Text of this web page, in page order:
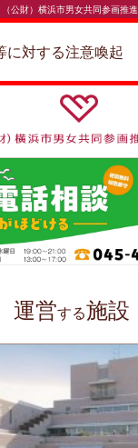
（公財）横浜市男女共同参画推
に対する注意喚起
運営する施設